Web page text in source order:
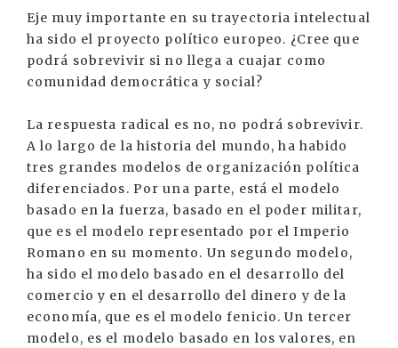
Eje muy importante en su trayectoria intelectual
ha sido el proyecto político europeo. ¿Cree que
podrá sobrevivir si no llega a cuajar como
comunidad democrática y social?
La respuesta radical es no, no podrá sobrevivir.
A lo largo de la historia del mundo, ha habido
tres grandes modelos de organización política
diferenciados. Por una parte, está el modelo
basado en la fuerza, basado en el poder militar,
que es el modelo representado por el Imperio
Romano en su momento. Un segundo modelo,
ha sido el modelo basado en el desarrollo del
comercio y en el desarrollo del dinero y de la
economía, que es el modelo fenicio. Un tercer
modelo, es el modelo basado en los valores, en